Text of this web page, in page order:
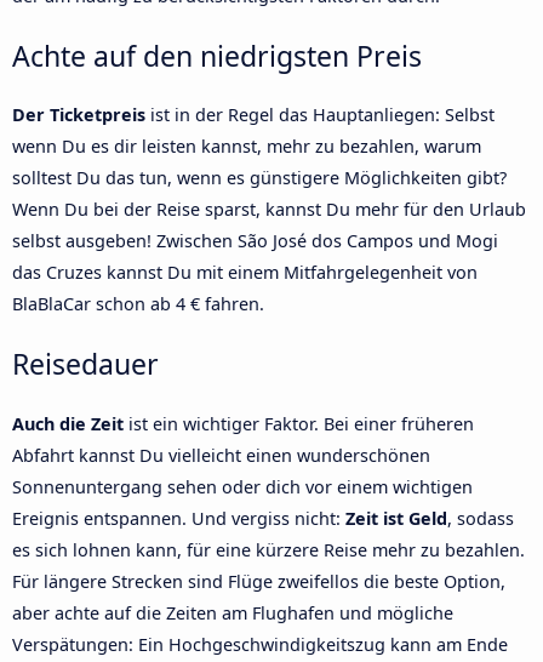
Achte auf den niedrigsten Preis
Der Ticketpreis ist in der Regel das Hauptanliegen: Selbst
wenn Du es dir leisten kannst, mehr zu bezahlen, warum
solltest Du das tun, wenn es günstigere Möglichkeiten gibt?
Wenn Du bei der Reise sparst, kannst Du mehr für den Urlaub
selbst ausgeben! Zwischen São José dos Campos und Mogi
das Cruzes kannst Du mit einem Mitfahrgelegenheit von
BlaBlaCar schon ab 4 € fahren.
Reisedauer
Auch die Zeit ist ein wichtiger Faktor. Bei einer früheren
Abfahrt kannst Du vielleicht einen wunderschönen
Sonnenuntergang sehen oder dich vor einem wichtigen
Ereignis entspannen. Und vergiss nicht: Zeit ist Geld, sodass
es sich lohnen kann, für eine kürzere Reise mehr zu bezahlen.
Für längere Strecken sind Flüge zweifellos die beste Option,
aber achte auf die Zeiten am Flughafen und mögliche
Verspätungen: Ein Hochgeschwindigkeitszug kann am Ende